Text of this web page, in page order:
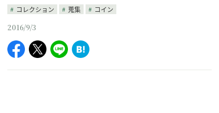
コレクション
蒐集 コイン
2016/9/3